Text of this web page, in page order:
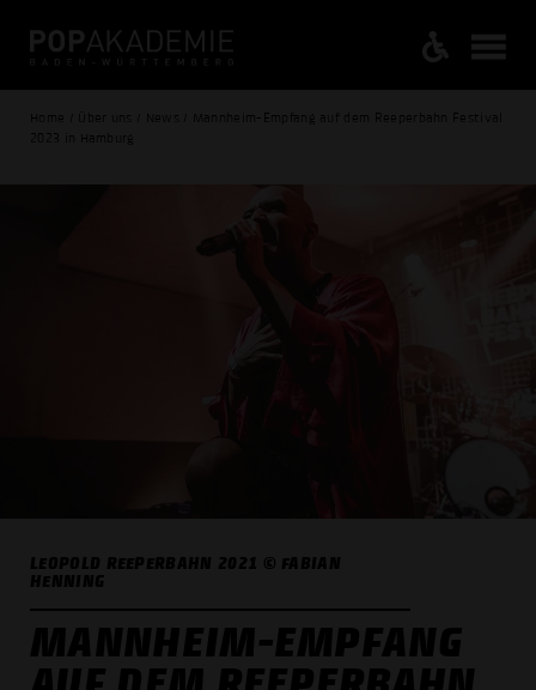
Home / Über uns / News / Mannheim-Empfang auf dem Reeperbahn Festival
2023 in Hamburg
LEOPOLD REEPERBAHN 2021 © FABIAN
HENNING
MANNHEIM-EMPFANG